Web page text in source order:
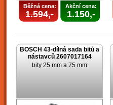
Běžná cena:
1.594,-
Akční cena:
1.150,-
BOSCH 43-dílná sada bitů a
nástavců 2607017164
bity 25 mm a 75 mm